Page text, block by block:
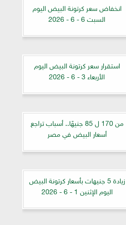
انخفاض سعر كرتونة البيض اليوم
السبت 6 - 6 - 2026
استقرار سعر كرتونة البيض اليوم
الأربعاء 3 - 6 - 2026
من 170 ل 85 جنيهًا.. أسباب تراجع
أسعار البيض في مصر
زيادة 5 جنيهات بأسعار كرتونة البيض
اليوم الإثنين 1 - 6 - 2026